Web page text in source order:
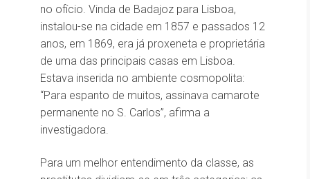
no ofício. Vinda de Badajoz para Lisboa,
instalou-se na cidade em 1857 e passados 12
anos, em 1869, era já proxeneta e proprietária
de uma das principais casas em Lisboa.
Estava inserida no ambiente cosmopolita:
“Para espanto de muitos, assinava camarote
permanente no S. Carlos”, afirma a
investigadora.
Para um melhor entendimento da classe, as